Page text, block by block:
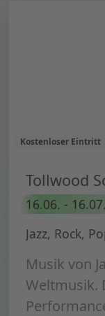
Kostenloser Eintritt
Tollwood
16.06. -
Musik von
Weltmusik.